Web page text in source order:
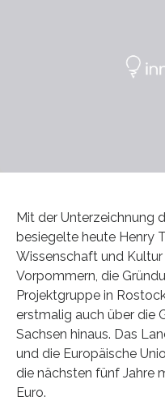
Mit der Unterzeichnung
besiegelte heute Henry
Wissenschaft und
Vorpommern, die
Projektgruppe in
erstmalig auch über die
Sachsen hinaus. Das
und die Europäische
die nächsten fünf Jahre
Euro.